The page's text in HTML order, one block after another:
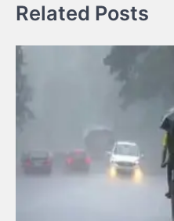
Related Posts